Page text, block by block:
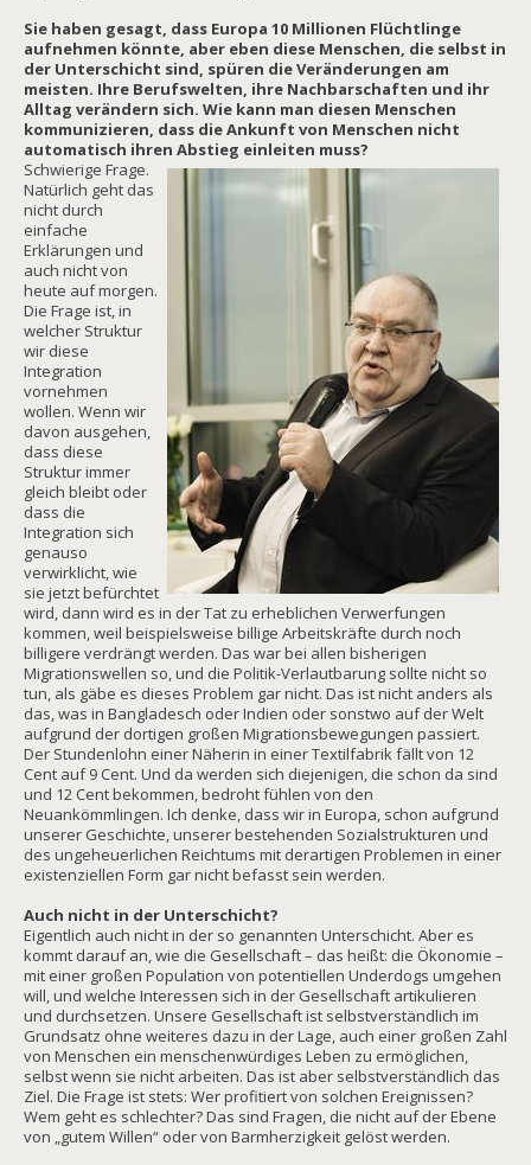
Sie haben gesagt, dass Europa 10 Millionen Flüchtlinge
aufnehmen könnte, aber eben diese Menschen, die selbst in
der Unterschicht sind, spüren die Veränderungen am
meisten. Ihre Berufswelten, ihre Nachbarschaften und ihr
Alltag verändern sich. Wie kann man diesen Menschen
kommunizieren, dass die Ankunft von Menschen nicht
automatisch ihren Abstieg einleiten muss?
Schwierige Frage.
Natürlich geht das
nicht durch
einfache
Erklärungen und
auch nicht von
heute auf morgen.
Die Frage ist, in
welcher Struktur
wir diese
Integration
vornehmen
wollen. Wenn wir
davon ausgehen,
dass diese
Struktur immer
gleich bleibt oder
dass die
Integration sich
genauso
verwirklicht, wie
sie jetzt befürchtet
wird, dann wird es in der Tat zu erheblichen Verwerfungen
kommen, weil beispielsweise billige Arbeitskräfte durch noch
billigere verdrängt werden. Das war bei allen bisherigen
Migrationswellen so, und die Politik-Verlautbarung sollte nicht so
tun, als gäbe es dieses Problem gar nicht. Das ist nicht anders als
das, was in Bangladesch oder Indien oder sonstwo auf der Welt
aufgrund der dortigen großen Migrationsbewegungen passiert.
Der Stundenlohn einer Näherin in einer Textilfabrik fällt von 12
Cent auf 9 Cent. Und da werden sich diejenigen, die schon da sind
und 12 Cent bekommen, bedroht fühlen von den
Neuankömmlingen. Ich denke, dass wir in Europa, schon aufgrund
unserer Geschichte, unserer bestehenden Sozialstrukturen und
des ungeheuerlichen Reichtums mit derartigen Problemen in einer
existenziellen Form gar nicht befasst sein werden.
Auch nicht in der Unterschicht?
Eigentlich auch nicht in der so genannten Unterschicht. Aber es
kommt darauf an, wie die Gesellschaft – das heißt: die Ökonomie –
mit einer großen Population von potentiellen Underdogs umgehen
will, und welche Interessen sich in der Gesellschaft artikulieren
und durchsetzen. Unsere Gesellschaft ist selbstverständlich im
Grundsatz ohne weiteres dazu in der Lage, auch einer großen Zahl
von Menschen ein menschenwürdiges Leben zu ermöglichen,
selbst wenn sie nicht arbeiten. Das ist aber selbstverständlich das
Ziel. Die Frage ist stets: Wer profitiert von solchen Ereignissen?
Wem geht es schlechter? Das sind Fragen, die nicht auf der Ebene
von „gutem Willen“ oder von Barmherzigkeit gelöst werden.